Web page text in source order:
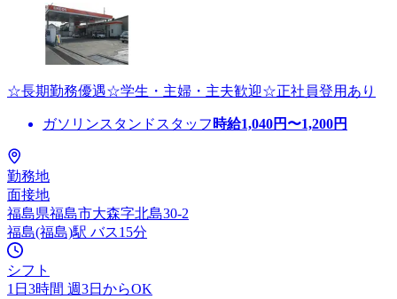
☆長期勤務優遇☆学生・主婦・主夫歓迎☆正社員登用あり
ガソリンスタンドスタッフ 時給1,040円〜1,200円
勤務地
面接地
福島県福島市大森字北島30-2
福島(福島)駅 バス15分
シフト
1日3時間 週3日からOK